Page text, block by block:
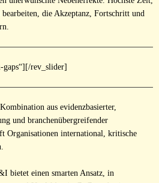
die Akzeptanz, Fortschritt und
gaps“][/rev_slider]
aus evidenzbasierter,
und branchenübergreifender
Organisationen international, kritische
bietet einen smarten Ansatz, in